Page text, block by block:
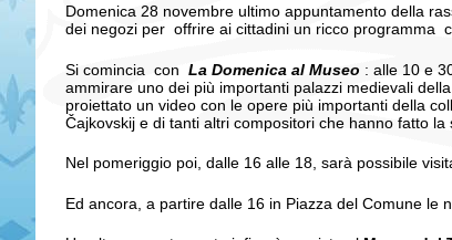
Domenica 28 novembre ultimo appuntamento della
dei negozi per offrire ai cittadini un ricco programma
Si comincia conLa Domenica al Museo : alle 10 e
ammirare uno dei più importanti palazzi medievali
proiettato un video con le opere più importanti della
Čajkovskij e di tanti altri compositori che hanno fatto
Nel pomeriggio poi, dalle 16 alle 18, sarà possibile
Ed ancora, a partire dalle 16 in Piazza del Comune le